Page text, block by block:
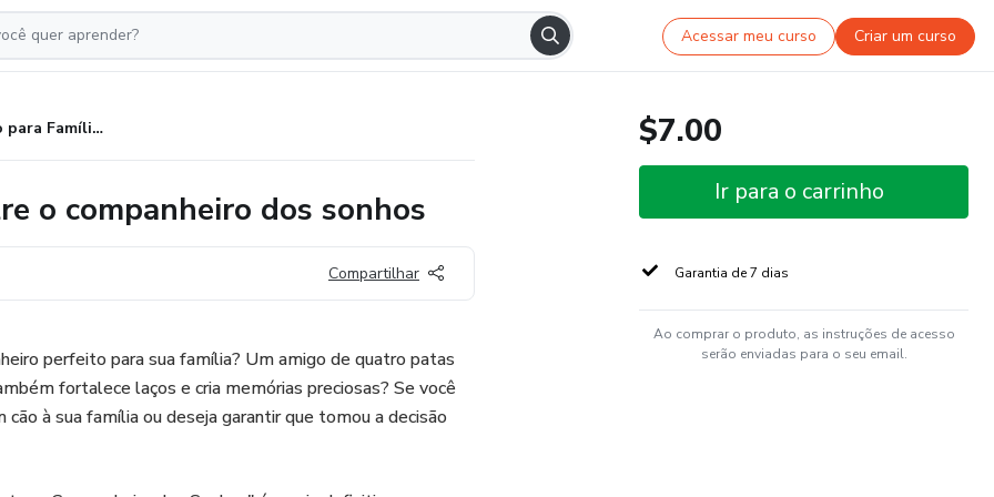
Acessar meu curso Criar um curso
Cachorro para Famílias: Encontre o companheiro dos sonhos
o companheiro dos sonhos
Compartilhar
perfeito para sua família? Um amigo de quatro patas
fortalece laços e cria memórias preciosas? Se você
cão à sua família ou deseja garantir que tomou a decisão
$7.00
Ir para o carrinho
Garantia de 7 dias
Ao comprar o produto, as instruções de acesso
serão enviadas para o seu email.